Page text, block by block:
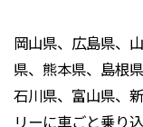
岡山県、広島県、
県、熊本県、島根
石川県、富山県、
リーに車ごと乗り